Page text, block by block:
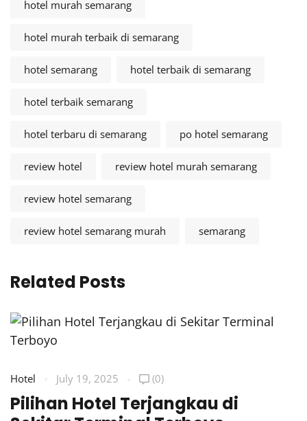
hotel murah semarang
hotel murah terbaik di semarang
hotel semarang hotel terbaik di semarang
hotel terbaik semarang
hotel terbaru di semarang po hotel semarang
review hotel review hotel murah semarang
review hotel semarang
review hotel semarang murah semarang
Related Posts
Hotel July 19, 2025 (0)
Pilihan Hotel Terjangkau di